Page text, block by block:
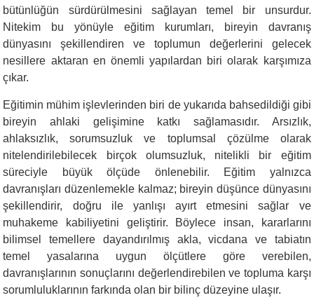
bütünlüğün sürdürülmesini sağlayan temel bir unsurdur.
Nitekim bu yönüyle eğitim kurumları, bireyin davranış
dünyasını şekillendiren ve toplumun değerlerini gelecek
nesillere aktaran en önemli yapılardan biri olarak karşımıza
çıkar.
Eğitimin mühim işlevlerinden biri de yukarıda bahsedildiği gibi
bireyin ahlaki gelişimine katkı sağlamasıdır. Arsızlık,
ahlaksızlık, sorumsuzluk ve toplumsal çözülme olarak
nitelendirilebilecek birçok olumsuzluk, nitelikli bir eğitim
süreciyle büyük ölçüde önlenebilir. Eğitim yalnızca
davranışları düzenlemekle kalmaz; bireyin düşünce dünyasını
şekillendirir, doğru ile yanlışı ayırt etmesini sağlar ve
muhakeme kabiliyetini geliştirir. Böylece insan, kararlarını
bilimsel temellere dayandırılmış akla, vicdana ve tabiatın
temel yasalarına uygun ölçütlere göre verebilen,
davranışlarının sonuçlarını değerlendirebilen ve topluma karşı
sorumluluklarının farkında olan bir bilinç düzeyine ulaşır.